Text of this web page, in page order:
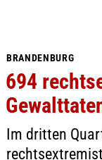
BRANDENBURG
694
Im dritten